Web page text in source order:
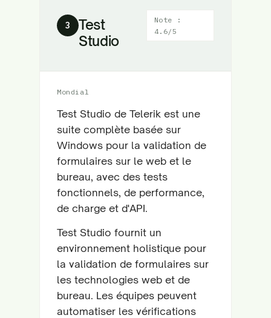
3
Test
Studio
Note :
4.6/5
Mondial
Test Studio de Telerik est une
suite complète basée sur
Windows pour la validation de
formulaires sur le web et le
bureau, avec des tests
fonctionnels, de performance,
de charge et d'API.
Test Studio fournit un
environnement holistique pour
la validation de formulaires sur
les technologies web et de
bureau. Les équipes peuvent
automatiser les vérifications